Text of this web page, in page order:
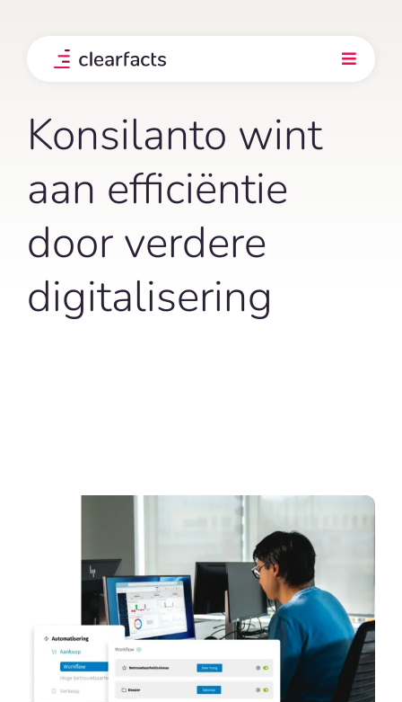
Toggle
Onze klanten
Prijs
Konsilanto wint
aan efficiëntie
door verdere
digitalisering